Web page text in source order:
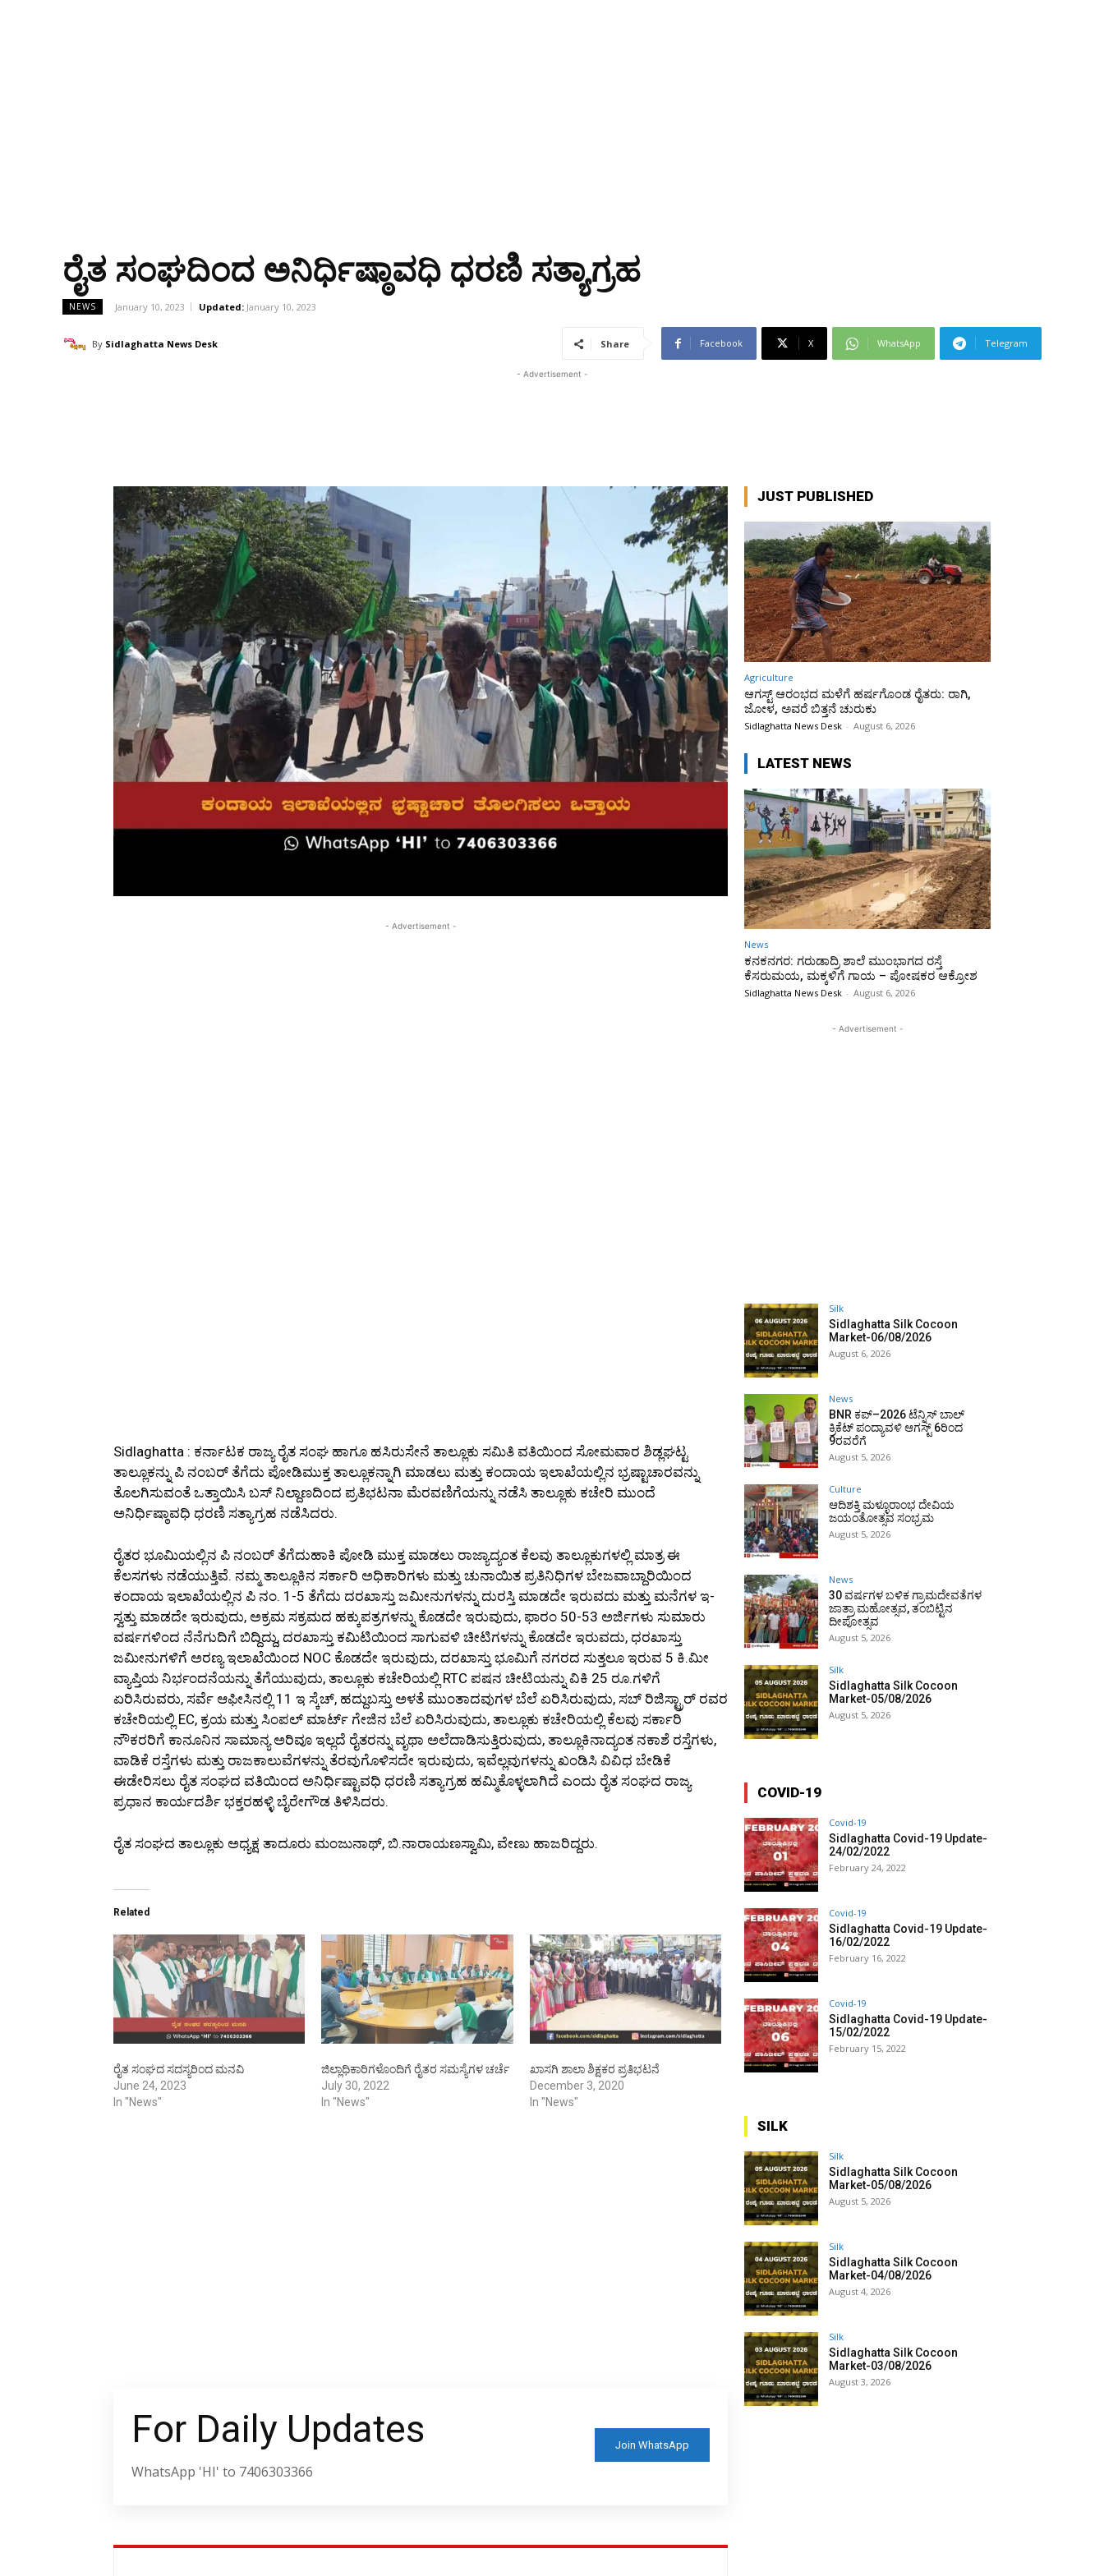
ರೈತ ಸಂಘದಿಂದ ಅನಿರ್ಧಿಷ್ಠಾವಧಿ ಧರಣಿ ಸತ್ಯಾಗ್ರಹ
NEWS January 10, 2023 Updated: January 10, 2023
By Sidlaghatta News Desk Share Facebook X WhatsApp Telegram
- Advertisement -
- Advertisement -
Sidlaghatta : ಕರ್ನಾಟಕ ರಾಜ್ಯ ರೈತ ಸಂಘ ಹಾಗೂ ಹಸಿರುಸೇನೆ ತಾಲ್ಲೂಕು ಸಮಿತಿ ವತಿಯಿಂದ ಸೋಮವಾರ ಶಿಡ್ಲಘಟ್ಟ
ತಾಲ್ಲೂಕನ್ನು ಪಿ ನಂಬರ್ ತೆಗೆದು ಪೋಡಿಮುಕ್ತ ತಾಲ್ಲೂಕನ್ನಾಗಿ ಮಾಡಲು ಮತ್ತು ಕಂದಾಯ ಇಲಾಖೆಯಲ್ಲಿನ ಭ್ರಷ್ಟಾಚಾರವನ್ನು
ತೊಲಗಿಸುವಂತೆ ಒತ್ತಾಯಿಸಿ ಬಸ್ ನಿಲ್ದಾಣದಿಂದ ಪ್ರತಿಭಟನಾ ಮೆರವಣಿಗೆಯನ್ನು ನಡೆಸಿ ತಾಲ್ಲೂಕು ಕಚೇರಿ ಮುಂದೆ
ಅನಿರ್ಧಿಷ್ಠಾವಧಿ ಧರಣಿ ಸತ್ಯಾಗ್ರಹ ನಡೆಸಿದರು.
ರೈತರ ಭೂಮಿಯಲ್ಲಿನ ಪಿ ನಂಬರ್ ತೆಗೆದುಹಾಕಿ ಪೋಡಿ ಮುಕ್ತ ಮಾಡಲು ರಾಜ್ಯಾದ್ಯಂತ ಕೆಲವು ತಾಲ್ಲೂಕುಗಳಲ್ಲಿ ಮಾತ್ರ ಈ
ಕೆಲಸಗಳು ನಡೆಯುತ್ತಿವೆ. ನಮ್ಮ ತಾಲ್ಲೂಕಿನ ಸರ್ಕಾರಿ ಅಧಿಕಾರಿಗಳು ಮತ್ತು ಚುನಾಯಿತ ಪ್ರತಿನಿಧಿಗಳ ಬೇಜವಾಬ್ದಾರಿಯಿಂದ
ಕಂದಾಯ ಇಲಾಖೆಯಲ್ಲಿನ ಪಿ ನಂ. 1-5 ತೆಗೆದು ದರಖಾಸ್ತು ಜಮೀನುಗಳನ್ನು ದುರಸ್ತಿ ಮಾಡದೇ ಇರುವದು ಮತ್ತು ಮನೆಗಳ ಇ-
ಸ್ವತ್ತು ಮಾಡದೇ ಇರುವುದು, ಅಕ್ರಮ ಸಕ್ರಮದ ಹಕ್ಕುಪತ್ರಗಳನ್ನು ಕೊಡದೇ ಇರುವುದು, ಫಾರಂ 50-53 ಅರ್ಜಿಗಳು ಸುಮಾರು
ವರ್ಷಗಳಿಂದ ನೆನೆಗುದಿಗೆ ಬಿದ್ದಿದ್ದು, ದರಖಾಸ್ತು ಕಮಿಟಿಯಿಂದ ಸಾಗುವಳಿ ಚೀಟಿಗಳನ್ನು ಕೊಡದೇ ಇರುವದು, ಧರಖಾಸ್ತು
ಜಮೀನುಗಳಿಗೆ ಅರಣ್ಯ ಇಲಾಖೆಯಿಂದ NOC ಕೊಡದೇ ಇರುವುದು, ದರಖಾಸ್ತು ಭೂಮಿಗೆ ನಗರದ ಸುತ್ತಲೂ ಇರುವ 5 ಕಿ.ಮೀ
ವ್ಯಾಪ್ತಿಯ ನಿರ್ಭಂದನೆಯನ್ನು ತೆಗೆಯುವುದು, ತಾಲ್ಲೂಕು ಕಚೇರಿಯಲ್ಲಿ RTC ಪಷನ ಚೀಟಿಯನ್ನು ವಿಕಿ 25 ರೂ.ಗಳಿಗೆ
ಏರಿಸಿರುವರು, ಸರ್ವೆ ಆಫೀಸಿನಲ್ಲಿ 11 ಇ ಸ್ಕೆಚ್, ಹದ್ದುಬಸ್ತು ಅಳತೆ ಮುಂತಾದವುಗಳ ಬೆಲೆ ಏರಿಸಿರುವುದು, ಸಬ್‌ ರಿಜಿಸ್ಟ್ರಾರ್ ರವರ
ಕಚೇರಿಯಲ್ಲಿ EC, ಕ್ರಯ ಮತ್ತು ಸಿಂಪಲ್ ಮಾರ್ಟ್ ಗೇಜಿನ ಬೆಲೆ ಏರಿಸಿರುವುದು, ತಾಲ್ಲೂಕು ಕಚೇರಿಯಲ್ಲಿ ಕೆಲವು ಸರ್ಕಾರಿ
ನೌಕರರಿಗೆ ಕಾನೂನಿನ ಸಾಮಾನ್ಯ ಅರಿವೂ ಇಲ್ಲದೆ ರೈತರನ್ನು ವೃಥಾ ಅಲೆದಾಡಿಸುತ್ತಿರುವುದು, ತಾಲ್ಲೂಕಿನಾದ್ಯಂತ ನಕಾಶೆ ರಸ್ತೆಗಳು,
ವಾಡಿಕೆ ರಸ್ತೆಗಳು ಮತ್ತು ರಾಜಕಾಲುವೆಗಳನ್ನು ತೆರವುಗೊಳಿಸದೇ ಇರುವುದು, ಇವೆಲ್ಲವುಗಳನ್ನು ಖಂಡಿಸಿ ವಿವಿಧ ಬೇಡಿಕೆ
ಈಡೇರಿಸಲು ರೈತ ಸಂಘದ ವತಿಯಿಂದ ಅನಿರ್ಧಿಷ್ಟಾವಧಿ ಧರಣಿ ಸತ್ಯಾಗ್ರಹ ಹಮ್ಮಿಕೊಳ್ಳಲಾಗಿದೆ ಎಂದು ರೈತ ಸಂಘದ ರಾಜ್ಯ
ಪ್ರಧಾನ ಕಾರ್ಯದರ್ಶಿ ಭಕ್ತರಹಳ್ಳಿ ಬೈರೇಗೌಡ ತಿಳಿಸಿದರು.
ರೈತ ಸಂಘದ ತಾಲ್ಲೂಕು ಅಧ್ಯಕ್ಷ ತಾದೂರು ಮಂಜುನಾಥ್, ಬಿ.ನಾರಾಯಣಸ್ವಾಮಿ, ವೇಣು ಹಾಜರಿದ್ದರು.
Related
ರೈತ ಸಂಘದ ಸದಸ್ಯರಿಂದ ಮನವಿ
June 24, 2023
In "News"
ಜಿಲ್ಲಾಧಿಕಾರಿಗಳೊಂದಿಗೆ ರೈತರ ಸಮಸ್ಯೆಗಳ ಚರ್ಚೆ
July 30, 2022
In "News"
ಖಾಸಗಿ ಶಾಲಾ ಶಿಕ್ಷಕರ ಪ್ರತಿಭಟನೆ
December 3, 2020
In "News"
For Daily Updates
WhatsApp 'HI' to 7406303366
Join WhatsApp
JUST PUBLISHED
Agriculture
ಆಗಸ್ಟ್ ಆರಂಭದ ಮಳೆಗೆ ಹರ್ಷಗೊಂಡ ರೈತರು: ರಾಗಿ,
ಜೋಳ, ಅವರೆ ಬಿತ್ತನೆ ಚುರುಕು
Sidlaghatta News Desk - August 6, 2026
LATEST NEWS
News
ಕನಕನಗರ: ಗರುಡಾದ್ರಿ ಶಾಲೆ ಮುಂಭಾಗದ ರಸ್ತೆ
ಕೆಸರುಮಯ, ಮಕ್ಕಳಿಗೆ ಗಾಯ – ಪೋಷಕರ ಆಕ್ರೋಶ
Sidlaghatta News Desk - August 6, 2026
- Advertisement -
Silk
Sidlaghatta Silk Cocoon
Market-06/08/2026
August 6, 2026
News
BNR ಕಪ್–2026 ಟೆನ್ನಿಸ್ ಬಾಲ್
ಕ್ರಿಕೆಟ್ ಪಂದ್ಯಾವಳಿ ಆಗಸ್ಟ್ 6ರಿಂದ
9ರವರೆಗೆ
August 5, 2026
Culture
ಆದಿಶಕ್ತಿ ಮಳ್ಳೂರಾಂಭ ದೇವಿಯ
ಜಯಂತೋತ್ಸವ ಸಂಭ್ರಮ
August 5, 2026
News
30 ವರ್ಷಗಳ ಬಳಿಕ ಗ್ರಾಮದೇವತೆಗಳ
ಜಾತ್ರಾ ಮಹೋತ್ಸವ, ತಂಬಿಟ್ಟಿನ
ದೀಪೋತ್ಸವ
August 5, 2026
Silk
Sidlaghatta Silk Cocoon
Market-05/08/2026
August 5, 2026
COVID-19
Covid-19
Sidlaghatta Covid-19 Update-
24/02/2022
February 24, 2022
Covid-19
Sidlaghatta Covid-19 Update-
16/02/2022
February 16, 2022
Covid-19
Sidlaghatta Covid-19 Update-
15/02/2022
February 15, 2022
SILK
Silk
Sidlaghatta Silk Cocoon
Market-05/08/2026
August 5, 2026
Silk
Sidlaghatta Silk Cocoon
Market-04/08/2026
August 4, 2026
Silk
Sidlaghatta Silk Cocoon
Market-03/08/2026
August 3, 2026